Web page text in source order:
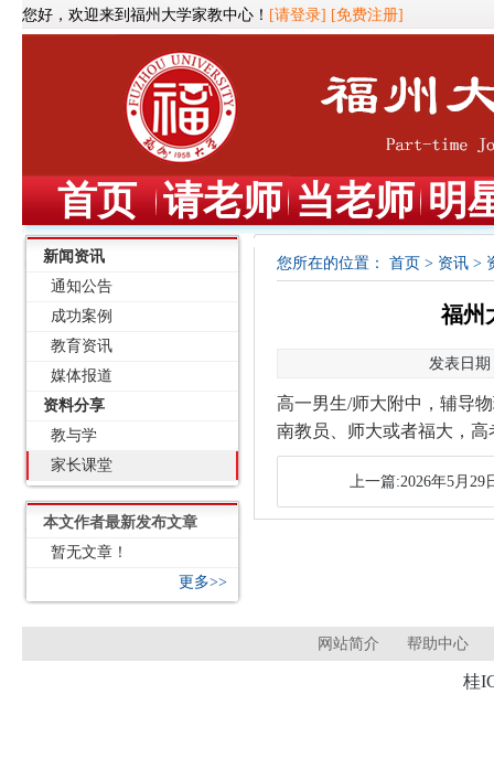
您好，欢迎来到福州大学家教中心！ [请登录] [免费注册]
首页 请老师 当老师 明
新闻资讯
通知公告
成功案例
教育资讯
媒体报道
资料分享
教与学
家长课堂
本文作者最新发布文章
暂无文章！
更多>>
您所在的位置： 首页 > 资讯 >
福州
发表日期
高一男生/师大附中，辅导
南教员、师大或者福大，
上一篇:2026年5月29
网站简介 帮助中心
桂